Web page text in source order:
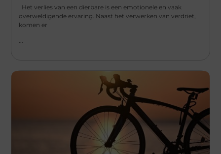
Het verlies van een dierbare is een emotionele en vaak
overweldigende ervaring. Naast het verwerken van verdriet,
komen er
...